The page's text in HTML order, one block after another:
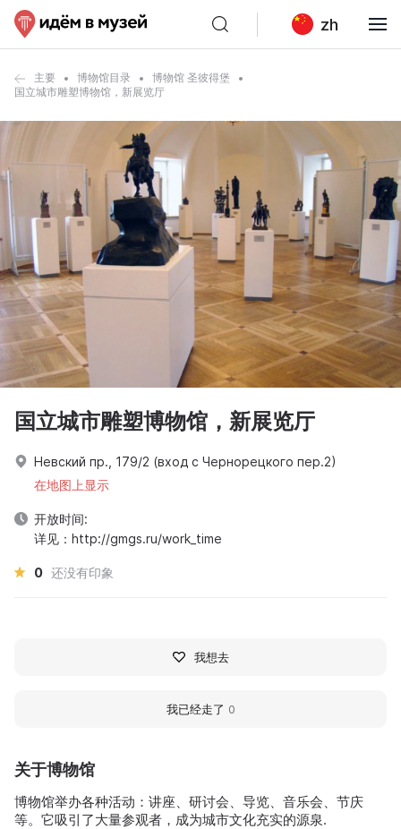
zh
主要 博物馆目录
博物馆 圣彼得堡
国立城市雕塑博物馆，新展览厅
关于博物馆
博物馆举办各种活动：讲座、研讨会、导览、音乐会、节庆
等。它吸引了大量参观者，成为城市文化充实的源泉.
国立城市雕塑博物馆，新展览厅
Невский пр., 179/2 (вход с Чернорецкого пер.2)
在地图上显示
开放时间:
详见：http://gmgs.ru/work_time
0 还没有印象
我想去
我已经走了 0